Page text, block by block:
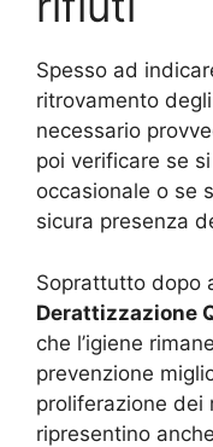
Spesso ad
ritrovamento
necessario
poi verificare se
occasionale o se
sicura presenza
Soprattutto dopo
Derattizzazione
che l’igiene
prevenzione
proliferazione dei
ripresentino